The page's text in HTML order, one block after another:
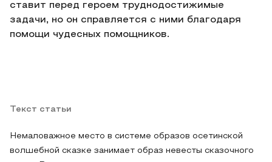
ставит перед героем труднодостижимые
задачи, но он справляется с ними благодаря
помощи чудесных помощников.
Текст статьи
Немаловажное место в системе образов осетинской
волшебной сказке занимает образ невесты сказочного